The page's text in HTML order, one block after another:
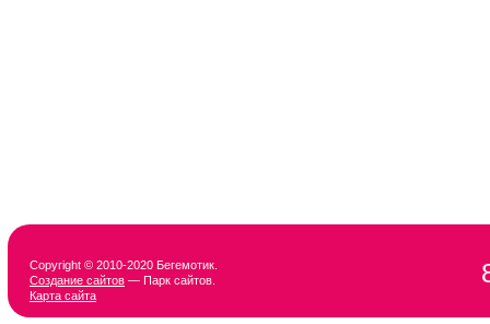
Copyright © 2010-2020 Бегемотик.
Создание сайтов — Парк сайтов.
Карта сайта